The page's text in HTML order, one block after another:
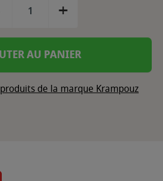
+
AU PANIER
de la marque Krampouz